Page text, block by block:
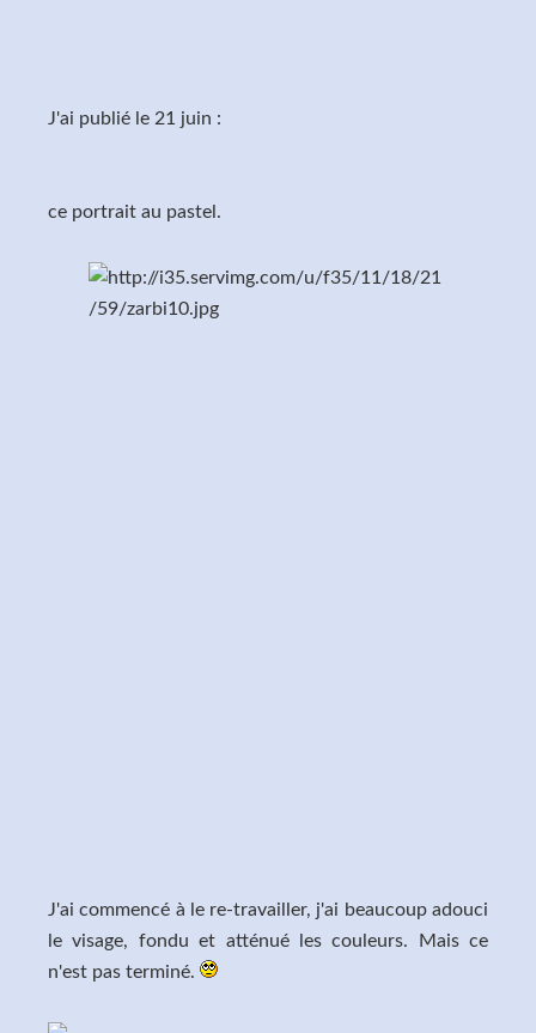
J'ai publié le 21 juin :
ce portrait au pastel.
J'ai commencé à le re-travailler, j'ai beaucoup adouci
le visage, fondu et atténué les couleurs. Mais ce
n'est pas terminé.